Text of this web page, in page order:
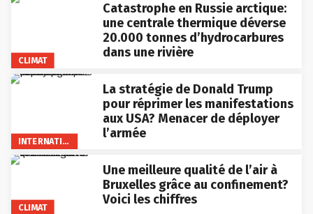
CLIMAT
Catastrophe en Russie arctique:
une centrale thermique déverse
20.000 tonnes d’hydrocarbures
dans une rivière
INTERNATIONAL
La stratégie de Donald Trump
pour réprimer les manifestations
aux USA? Menacer de déployer
l’armée
CLIMAT
Une meilleure qualité de l’air à
Bruxelles grâce au confinement?
Voici les chiffres